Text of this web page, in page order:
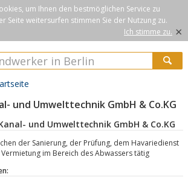
um Ihnen den bestmöglichen Service zu
Seite weitersurfen stimmen Sie der Nutzung zu.
Ich stimme zu. ×
und Umwelttechnik GmbH & Co.KG
und Umwelttechnik GmbH & Co.KG
der Sanierung, der Prüfung, dem Havariedienst
im Bereich des Abwassers tätig